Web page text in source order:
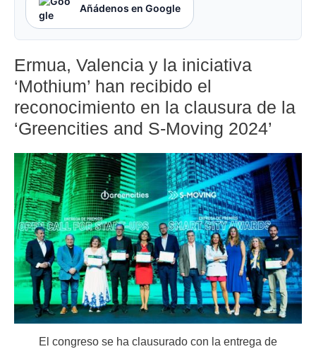
Añádenos en Google
Ermua, Valencia y la iniciativa
‘Mothium’ han recibido el
reconocimiento en la clausura de la
‘Greencities and S-Moving 2024’
El congreso se ha clausurado con la entrega de